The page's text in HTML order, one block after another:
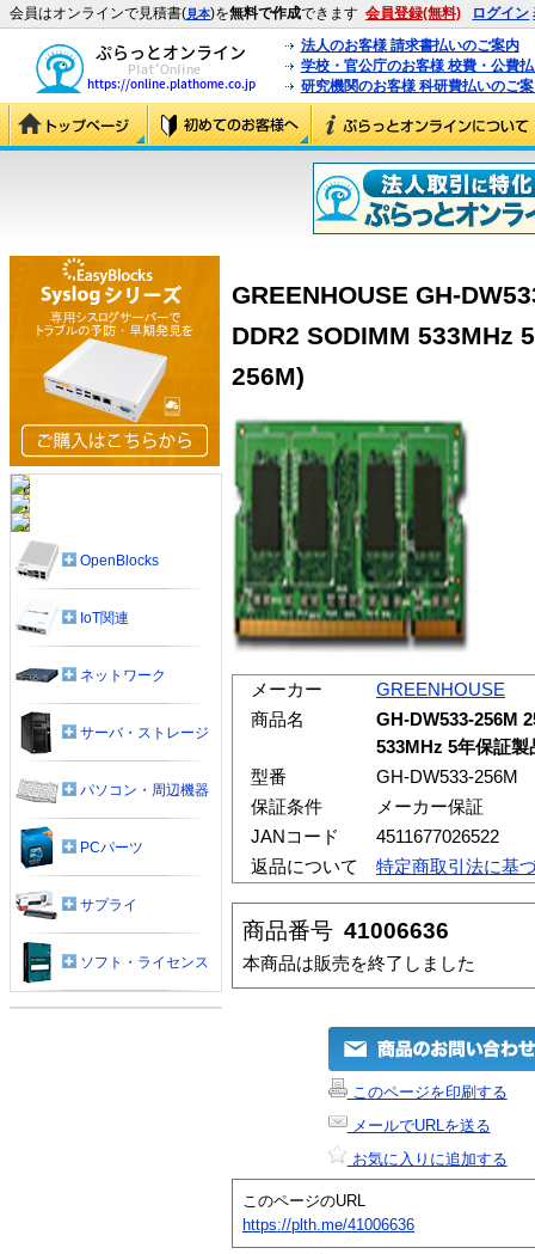
会員はオンラインで見積書(見本)を無料で作成できます 会員登録(無料) ログイン
法人のお客様 請求書払いのご案内
学校・官公庁のお客様 校費・公費
研究機関のお客様 科研費払いのご
GREENHOUSE GH-
DDR2 SODIMM 533MHz
256M)
メーカー
GREENHOUSE
商品名
GH-DW533-256M
533MHz 5年保証製
型番
GH-DW533-256M
保証条件
メーカー保証
JANコード
4511677026522
返品について
特定商取引法に基
商品番号 41006636
本商品は販売を終了しました
このページを印刷する
メールでURLを送る
お気に入りに追加する
このページのURL
https://plth.me/41006636
OpenBlocks
IoT関連
ネットワーク
サーバ・ストレージ
パソコン・周辺機器
PCパーツ
サプライ
ソフト・ライセンス